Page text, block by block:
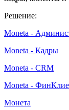
Решение:
Moneta -
Moneta - Кадры
Moneta - CRM
Moneta -
Монета